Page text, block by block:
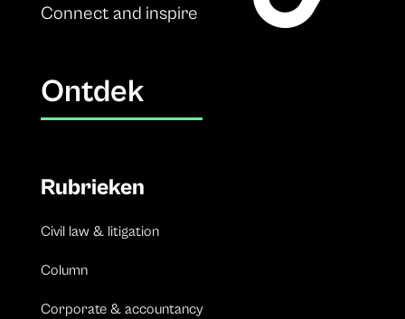
Connect and inspire
Ontdek
Rubrieken
Civil law & litigation
Column
Corporate & accountancy